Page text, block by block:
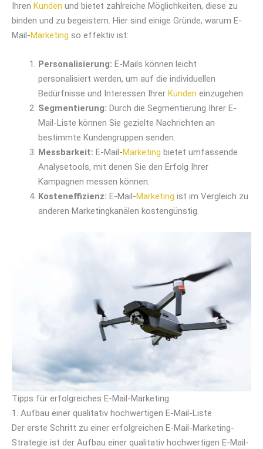
Ihren Kunden und bietet zahlreiche Möglichkeiten, diese zu
binden und zu begeistern. Hier sind einige Gründe, warum E-
Mail-Marketing so effektiv ist:
Personalisierung: E-Mails können leicht
personalisiert werden, um auf die individuellen
Bedürfnisse und Interessen Ihrer Kunden einzugehen.
Segmentierung: Durch die Segmentierung Ihrer E-
Mail-Liste können Sie gezielte Nachrichten an
bestimmte Kundengruppen senden.
Messbarkeit: E-Mail-Marketing bietet umfassende
Analysetools, mit denen Sie den Erfolg Ihrer
Kampagnen messen können.
Kosteneffizienz: E-Mail-Marketing ist im Vergleich zu
anderen Marketingkanälen kostengünstig.
Tipps für erfolgreiches E-Mail-Marketing
1. Aufbau einer qualitativ hochwertigen E-Mail-Liste
Der erste Schritt zu einer erfolgreichen E-Mail-Marketing-
Strategie ist der Aufbau einer qualitativ hochwertigen E-Mail-